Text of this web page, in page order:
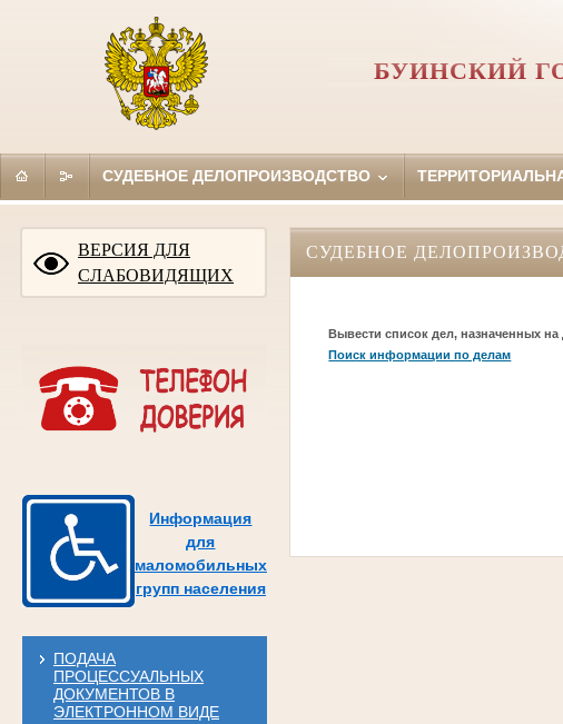
БУИНСКИЙ
СУДЕБНОЕ ДЕЛОПРОИЗВОДСТВО
ВЕРСИЯ ДЛЯ
СЛАБОВИДЯЩИХ
Информация
для
маломобильных
групп населения
ПОДАЧА
ПРОЦЕССУАЛЬНЫХ
ДОКУМЕНТОВ В
ЭЛЕКТРОННОМ ВИДЕ
СУДЕБНОЕ
Вывести список дел, назначенных на
Поиск информации по делам